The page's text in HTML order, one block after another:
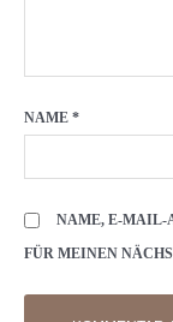
NAME *
NAME, E-MAIL-
FÜR MEINEN